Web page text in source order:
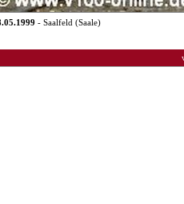
- Saalfeld (Saale)